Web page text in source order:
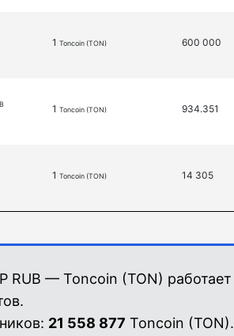
1 Toncoin (TON) 600 000
1 Toncoin (TON) 934.351
1 Toncoin (TON) 14 305
RUB — Toncoin (TON) работает
21 558 877 Toncoin (TON).